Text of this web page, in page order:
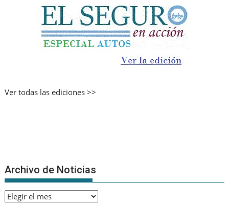
Ver todas las ediciones >>
Archivo de Noticias
Archivo